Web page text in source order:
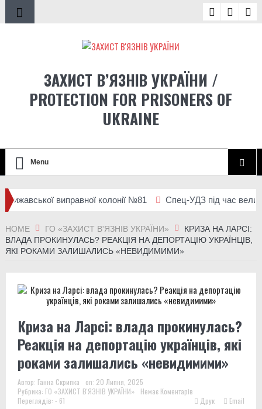
ЗАХИСТ В’ЯЗНІВ УКРАЇНИ /
PROTECTION FOR PRISONERS OF
UKRAINE
Menu
виправної колонії №81 Спец-УДЗ під час великої
HOME ГО «ЗАХИСТ В'ЯЗНІВ УКРАЇНИ»
КРИЗА НА ЛАРСІ:
ВЛАДА ПРОКИНУЛАСЬ? РЕАКЦІЯ НА ДЕПОРТАЦІЮ УКРАЇНЦІВ,
ЯКІ РОКАМИ ЗАЛИШАЛИСЬ «НЕВИДИМИМИ»
Криза на Ларсі: влада прокинулась?
Реакція на депортацію українців, які
роками залишались «невидимими»
Автор: Ганна Скрипка on: 20 Липня, 2025
Рубрика: ГО «ЗАХИСТ В'ЯЗНІВ УКРАЇНИ»
Немає Коментарів
Переглядів: - 61
Друк Email